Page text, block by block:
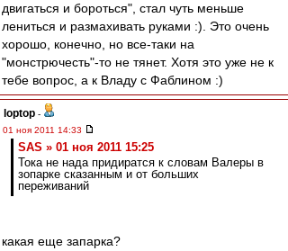
двигаться и бороться", стал чуть меньше
лениться и размахивать руками :). Это очень
хорошо, конечно, но все-таки на
"монстрючесть"-то не тянет. Хотя это уже не к
тебе вопрос, а к Владу с Фаблином :)
loptop -
01 ноя 2011 14:33
SAS » 01 ноя 2011 15:25
Тока не нада придиратся к словам Валеры в
зопарке сказанным и от больших
переживаний
какая еще запарка?